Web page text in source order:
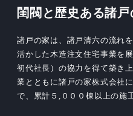
閨閥と歴史ある諸戸
諸戸の家は、諸戸清六の流れ
活かした木造注文住宅事業を
初代社長）の協力を得て築き
業とともに諸戸の家株式会社
で、累計５,０００棟以上の施